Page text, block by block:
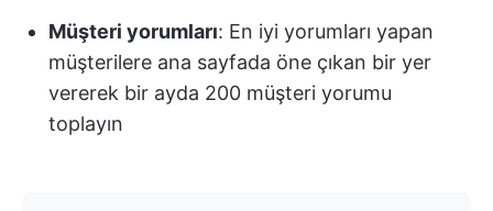
Müşteri yorumları: En iyi yorumları yapan
müşterilere ana sayfada öne çıkan bir yer
vererek bir ayda 200 müşteri yorumu
toplayın